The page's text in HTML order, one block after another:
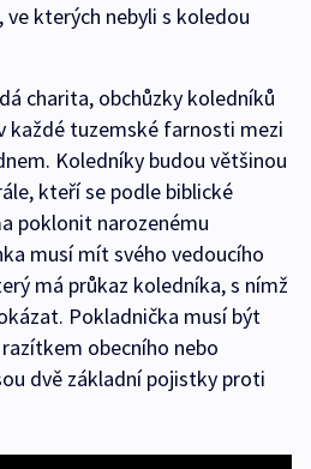
kterých nebyli s koledou
charita, obchůzky koledníků
každé tuzemské farnosti mezi
Koledníky budou většinou
kteří se podle biblické
poklonit narozenému
musí mít svého vedoucího
má průkaz koledníka, s nímž
Pokladnička musí být
obecního nebo
dvě základní pojistky proti